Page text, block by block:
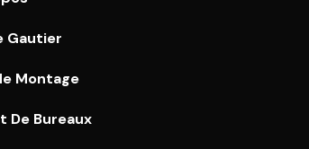
Gautier
Montage
De Bureaux